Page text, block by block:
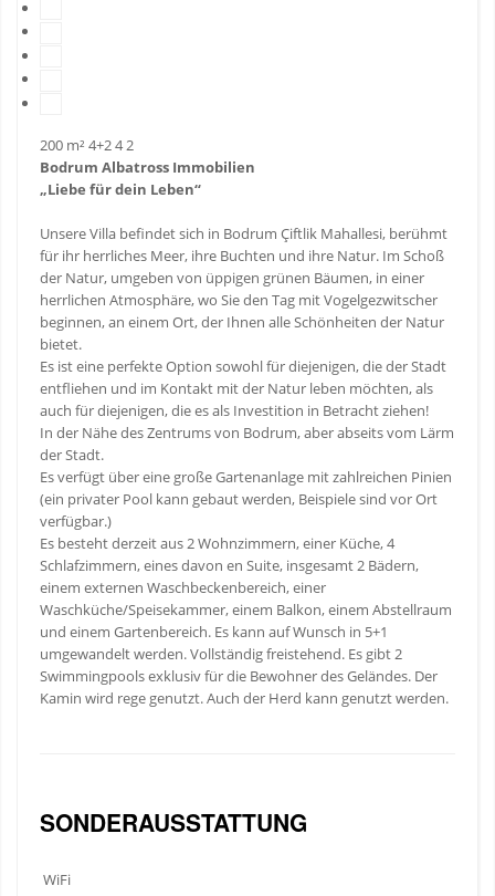
200 m² 4+242
Bodrum Albatross Immobilien
„Liebe für dein Leben“
Unsere Villa befindet sich in Bodrum Çiftlik Mahallesi, berühmt
für ihr herrliches Meer, ihre Buchten und ihre Natur. Im Schoß
der Natur, umgeben von üppigen grünen Bäumen, in einer
herrlichen Atmosphäre, wo Sie den Tag mit Vogelgezwitscher
beginnen, an einem Ort, der Ihnen alle Schönheiten der Natur
bietet.
Es ist eine perfekte Option sowohl für diejenigen, die der Stadt
entfliehen und im Kontakt mit der Natur leben möchten, als
auch für diejenigen, die es als Investition in Betracht ziehen!
In der Nähe des Zentrums von Bodrum, aber abseits vom Lärm
der Stadt.
Es verfügt über eine große Gartenanlage mit zahlreichen Pinien
(ein privater Pool kann gebaut werden, Beispiele sind vor Ort
verfügbar.)
Es besteht derzeit aus 2 Wohnzimmern, einer Küche, 4
Schlafzimmern, eines davon en Suite, insgesamt 2 Bädern,
einem externen Waschbeckenbereich, einer
Waschküche/Speisekammer, einem Balkon, einem Abstellraum
und einem Gartenbereich. Es kann auf Wunsch in 5+1
umgewandelt werden. Vollständig freistehend. Es gibt 2
Swimmingpools exklusiv für die Bewohner des Geländes. Der
Kamin wird rege genutzt. Auch der Herd kann genutzt werden.
SONDERAUSSTATTUNG
WiFi